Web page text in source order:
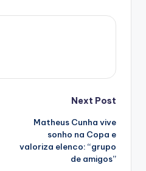
Next Post
Matheus Cunha vive
sonho na Copa e
valoriza elenco: “grupo
de amigos”